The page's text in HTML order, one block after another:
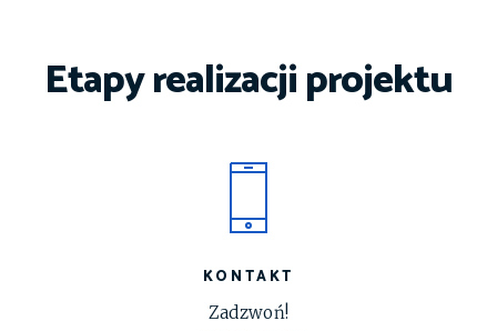
Etapy realizacji projektu
KONTAKT
Zadzwoń!